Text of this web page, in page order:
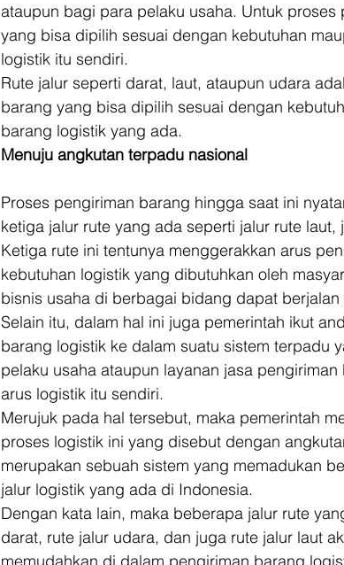
ataupun bagi para pelaku usaha. Untuk
yang bisa dipilih sesuai dengan kebutuhan
logistik itu sendiri.
Rute jalur seperti darat, laut, ataupun udara
barang yang bisa dipilih sesuai dengan
barang logistik yang ada.
Menuju angkutan terpadu nasional
Proses pengiriman barang hingga saat ini
ketiga jalur rute yang ada seperti jalur rute
Ketiga rute ini tentunya menggerakkan arus
kebutuhan logistik yang dibutuhkan oleh
bisnis usaha di berbagai bidang dapat
Selain itu, dalam hal ini juga pemerintah ikut
barang logistik ke dalam suatu sistem terpadu
pelaku usaha ataupun layanan jasa
arus logistik itu sendiri.
Merujuk pada hal tersebut, maka pemerintah
proses logistik ini yang disebut dengan
merupakan sebuah sistem yang memadukan
jalur logistik yang ada di Indonesia.
Dengan kata lain, maka beberapa jalur rute
darat, rute jalur udara, dan juga rute jalur laut